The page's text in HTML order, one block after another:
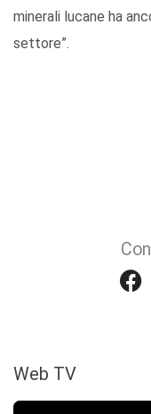
minerali lucane ha
settore”.
Web TV